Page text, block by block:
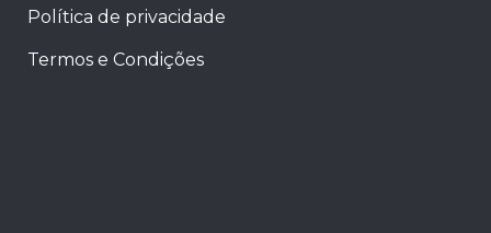
Política de privacidade
Termos e Condições